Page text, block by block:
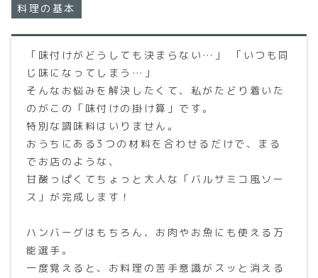
料理の基本
「味付けがどうしても決まらない…」 「いつも同
じ味になってしまう…」
そんなお悩みを解決したくて、私がたどり着いた
のがこの「味付けの掛け算」です。
特別な調味料はいりません。
おうちにある3つの材料を合わせるだけで、まる
でお店のような、
甘酸っぱくてちょっと大人な「バルサミコ風ソー
ス」が完成します！
ハンバーグはもちろん、お肉やお魚にも使える万
能選手。
一度覚えると、お料理の苦手意識がスッと消える